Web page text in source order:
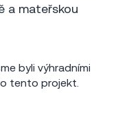
a mateřskou
byli výhradními
tento projekt.